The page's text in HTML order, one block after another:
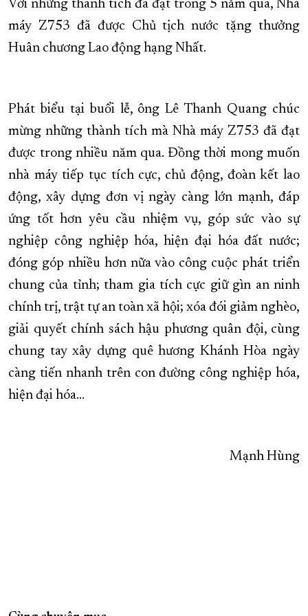
Với những thành tích đã đạt trong 5 năm qua, Nhà
máy Z753 đã được Chủ tịch nước tặng thưởng
Huân chương Lao động hạng Nhất.
Phát biểu tại buổi lễ, ông Lê Thanh Quang chúc
mừng những thành tích mà Nhà máy Z753 đã đạt
được trong nhiều năm qua. Đồng thời mong muốn
nhà máy tiếp tục tích cực, chủ động, đoàn kết lao
động, xây dựng đơn vị ngày càng lớn mạnh, đáp
ứng tốt hơn yêu cầu nhiệm vụ, góp sức vào sự
nghiệp công nghiệp hóa, hiện đại hóa đất nước;
đóng góp nhiều hơn nữa vào công cuộc phát triển
chung của tỉnh; tham gia tích cực giữ gìn an ninh
chính trị, trật tự an toàn xã hội; xóa đói giảm nghèo,
giải quyết chính sách hậu phương quân đội, cùng
chung tay xây dựng quê hương Khánh Hòa ngày
càng tiến nhanh trên con đường công nghiệp hóa,
hiện đại hóa…
Mạnh Hùng